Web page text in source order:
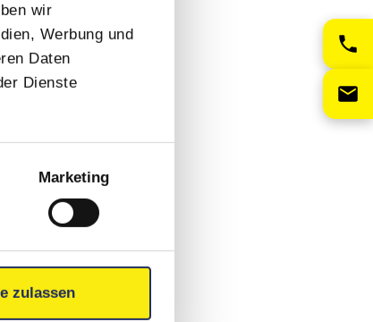
wir
Werbung und
Daten
Dienste
Marketing
zulassen